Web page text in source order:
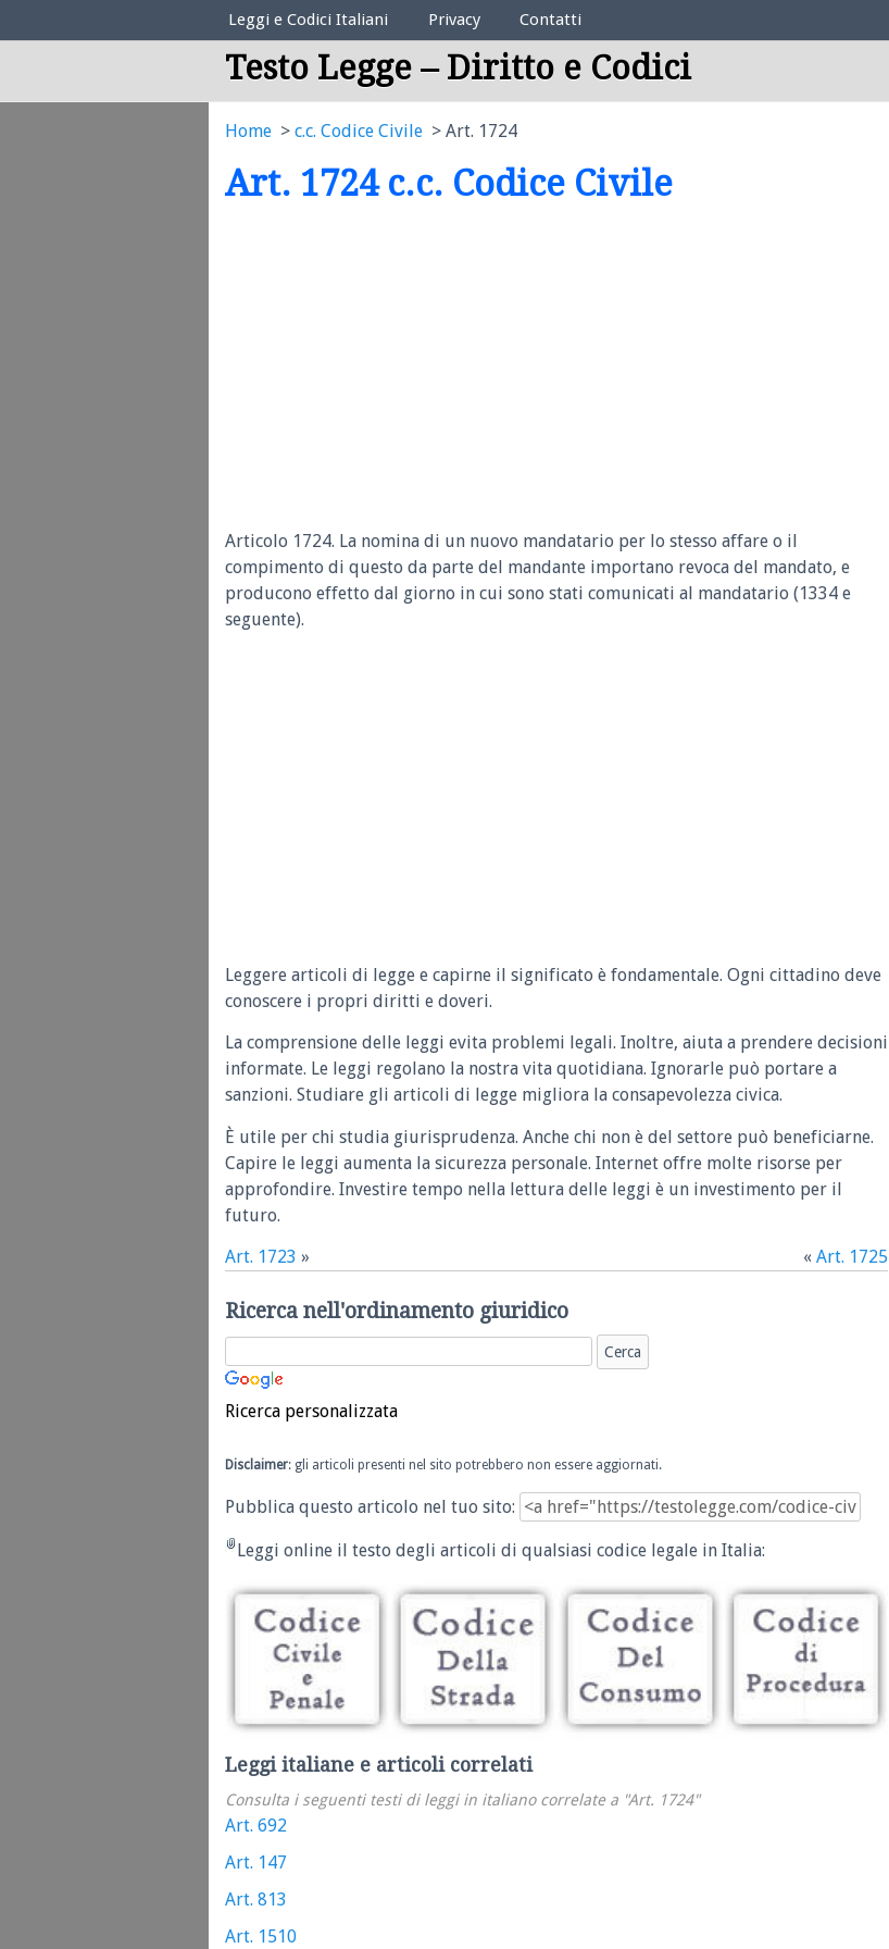
Elenco Codici Legali
Leggi e Codici Italiani Privacy Contatti
Testo Legge – Diritto e Codici
Home c.c. Codice Civile Art. 1724
Art. 1724 c.c. Codice Civile
Articolo 1724. La nomina di un nuovo mandatario per lo stesso affare o il
compimento di questo da parte del mandante importano revoca del mandato, e
producono effetto dal giorno in cui sono stati comunicati al mandatario (1334 e
seguente).
Leggere articoli di legge e capirne il significato è fondamentale. Ogni cittadino deve
conoscere i propri diritti e doveri.
La comprensione delle leggi evita problemi legali. Inoltre, aiuta a prendere decisioni
informate. Le leggi regolano la nostra vita quotidiana. Ignorarle può portare a
sanzioni. Studiare gli articoli di legge migliora la consapevolezza civica.
È utile per chi studia giurisprudenza. Anche chi non è del settore può beneficiarne.
Capire le leggi aumenta la sicurezza personale. Internet offre molte risorse per
approfondire. Investire tempo nella lettura delle leggi è un investimento per il
futuro.
Art. 1723 » « Art. 1725
Ricerca nell'ordinamento giuridico
Ricerca personalizzata
Disclaimer: gli articoli presenti nel sito potrebbero non essere aggiornati.
Pubblica questo articolo nel tuo sito:
Leggi online il testo degli articoli di qualsiasi codice legale in Italia:
Leggi italiane e articoli correlati
Consulta i seguenti testi di leggi in italiano correlate a "Art. 1724"
Art. 692
Art. 147
Art. 813
Art. 1510